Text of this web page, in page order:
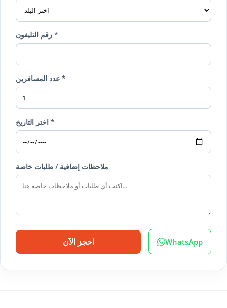
رقم التليفون *
عدد المسافرين *
اختر التاريخ *
ملاحظات إضافية / طلبات خاصة
احجز الآن WhatsApp